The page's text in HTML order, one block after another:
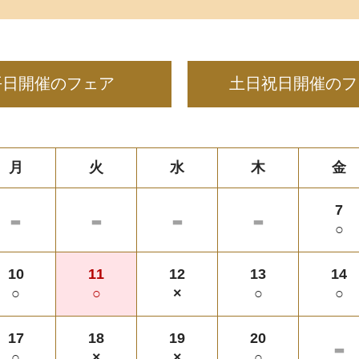
開催のフェア 土日祝日開催の
月 火 水 木 金
- - - -
7
○
10
○
11
○
12
×
13
○
14
○
17
18
19
20
-